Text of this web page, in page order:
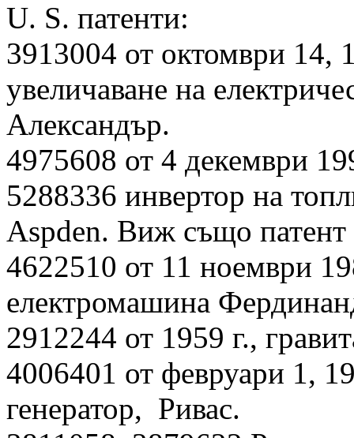
U. S. патенти:
3913004 от октомври 14,
увеличаване на
Александър.
4975608 от 4 декември
5288336 инвертор на
Aspden. Виж също
4622510 от 11 ноември
електромашина
2912244 от 1959 г.,
4006401 от февруари 1,
генератор, Ривас.